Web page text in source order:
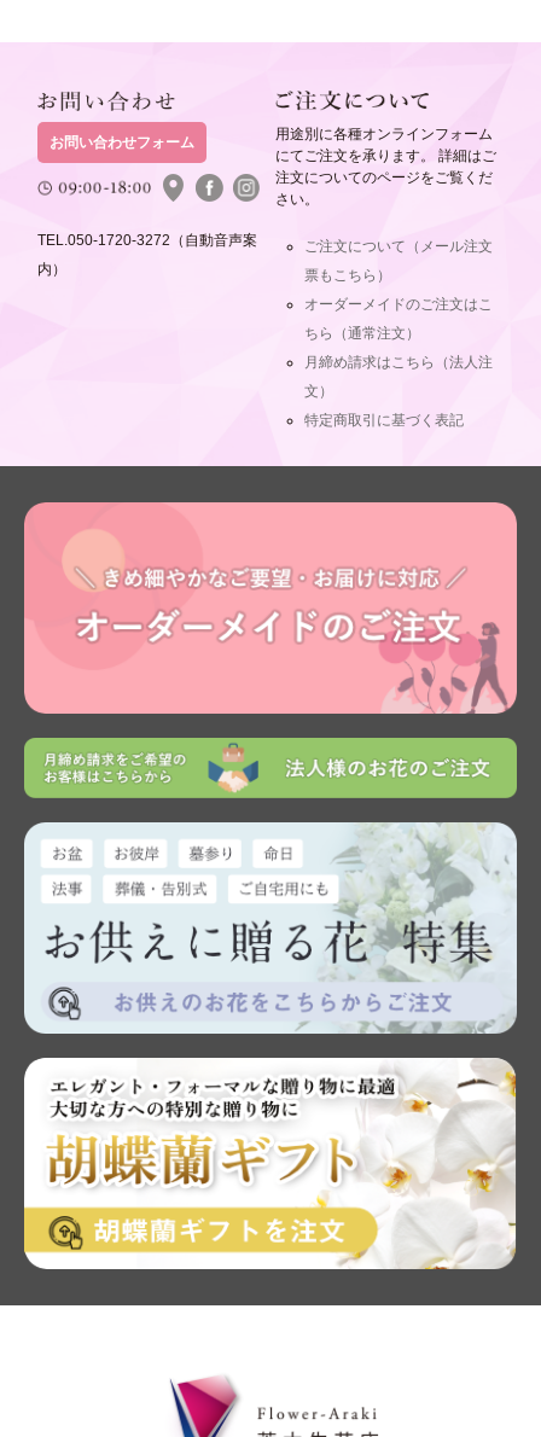
お問い合わせフォーム
TEL.050-1720-3272（自動音声案
内）
用途別に各種オンラインフォーム
にてご注文を承ります。 詳細はご
注文についてのページをご覧くだ
さい。
ご注文について（メール注文
票もこちら）
オーダーメイドのご注文はこ
ちら（通常注文）
月締め請求はこちら（法人注
文）
特定商取引に基づく表記